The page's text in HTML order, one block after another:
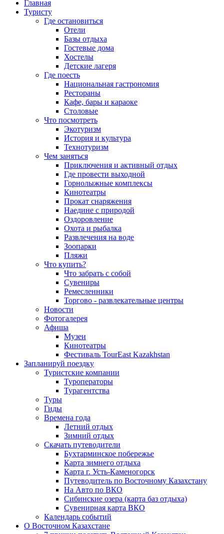
Главная
Туристу
Где остановиться
Отели
Базы отдыха
Гостевые дома
Хостелы
Детские лагеря
Где поесть
Национальная гастрономия
Рестораны
Кафе, бары и караоке
Столовые
Что посмотреть
Экотуризм
История и культура
Технотуризм
Чем заняться
Приключения и активный отдых
Где провести выходной
Горнолыжные комплексы
Кинотеатры
Прокат снаряжения
Наедине с природой
Оздоровление
Охота и рыбалка
Развлечения на воде
Зоопарки
Пляжи
Что купить?
Что забрать с собой
Сувениры
Ремесленники
Торгово - развлекательные центры
Новости
Фотогалерея
Афиша
Музеи
Кинотеатры
Фестиваль TourEast Kazakhstan
Запланируй поездку
Туристские компании
Туроператоры
Турагентства
Туры
Гиды
Времена года
Летний отдых
Зимний отдых
Скачать путеводители
Бухтарминское побережье
Карта зимнего отдыха
Карта г. Усть-Каменогорск
Путеводитель по Восточному Казахстану
На Авто по ВКО
Сибинские озера (карта баз отдыха)
Сувенирная карта ВКО
Календарь событий
О Восточном Казахстане